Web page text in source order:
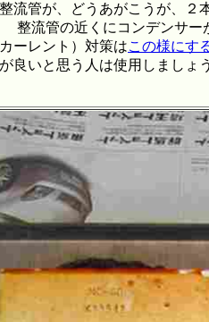
流管が、どうあがこうが、
整流管の近くにコンデンサー
ーレント）対策はこの様にす
良いと思う人は使用しましょ